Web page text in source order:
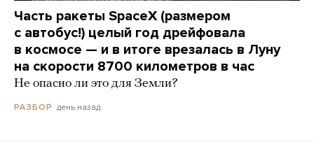
Часть ракеты SpaceX (размером
с автобус!) целый год дрейфовала
в космосе — и в итоге врезалась в Луну
на скорости 8700 километров в час
Не опасно ли это для Земли?
РАЗБОР день назад